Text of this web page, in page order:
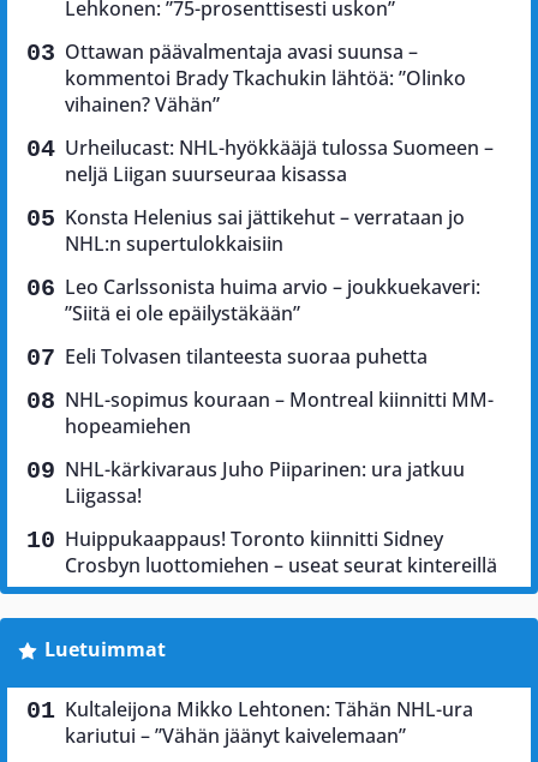
Lehkonen: ”75-prosenttisesti uskon”
Ottawan päävalmentaja avasi suunsa –
kommentoi Brady Tkachukin lähtöä: ”Olinko
vihainen? Vähän”
Urheilucast: NHL-hyökkääjä tulossa Suomeen –
neljä Liigan suurseuraa kisassa
Konsta Helenius sai jättikehut – verrataan jo
NHL:n supertulokkaisiin
Leo Carlssonista huima arvio – joukkuekaveri:
”Siitä ei ole epäilystäkään”
Eeli Tolvasen tilanteesta suoraa puhetta
NHL-sopimus kouraan – Montreal kiinnitti MM-
hopeamiehen
NHL-kärkivaraus Juho Piiparinen: ura jatkuu
Liigassa!
Huippukaappaus! Toronto kiinnitti Sidney
Crosbyn luottomiehen – useat seurat kintereillä
Luetuimmat
Kultaleijona Mikko Lehtonen: Tähän NHL-ura
kariutui – ”Vähän jäänyt kaivelemaan”